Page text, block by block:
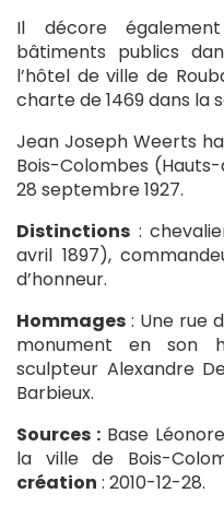
Il décore
bâtiments publics
l’hôtel de ville de
charte de 1469 dans la
Jean Joseph Weerts
Bois-Colombes
28 septembre 1927.
Distinctions :
avril 1897),
d’honneur.
Hommages : Une rue
monument en son
sculpteur Alexandre
Barbieux.
Sources : Base
la ville de Bois-
création : 2010-12-28.